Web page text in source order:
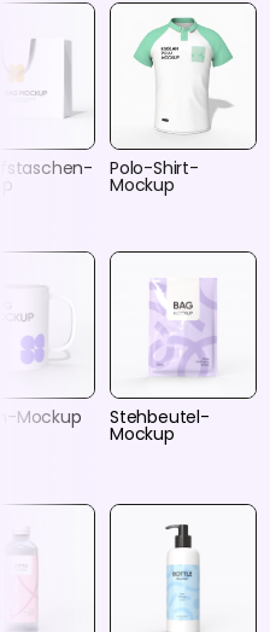
Polo-Shirt-
Mockup
Mockup Stehbeutel-
Mockup